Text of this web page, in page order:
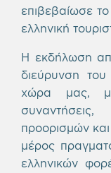
επιβεβαίωσε
ελληνική
Η εκδήλωση
διεύρυνση
χώρα μας,
προορισμών
μέρος
ελληνικών